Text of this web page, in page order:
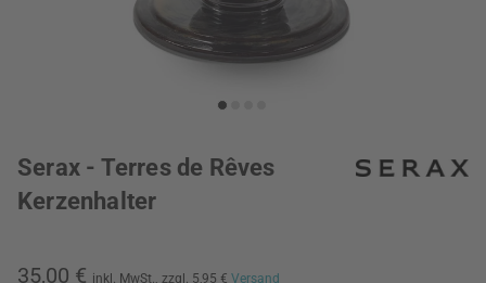
Serax - Terres de Rêves
Kerzenhalter
35,00 € inkl. MwSt., zzgl. 5,95 € Versand